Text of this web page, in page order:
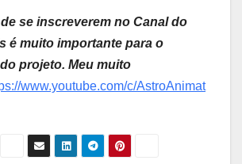
se inscreverem no Canal do
é muito importante para o
projeto. Meu muito
www.youtube.com/c/AstroAnimat